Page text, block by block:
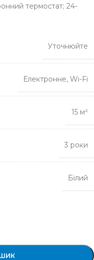
термостат; 24-
Уточнюйте
Електронне, Wi-Fi
15 м²
3 роки
Білий